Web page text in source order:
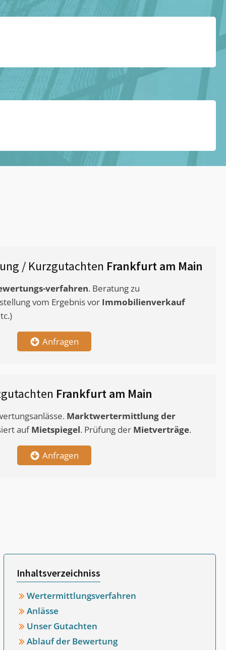
/ Kurzgutachten Frankfurt am Main
verfahren. Beratung zu
vom Ergebnis vor Immobilienverkauf
Anfragen
Frankfurt am Main
Marktwertermittlungder
aufMietspiegel. Prüfung der Mietverträge.
Anfragen
Inhaltsverzeichniss
Wertermittlungsverfahren
Anlässe
Unser Gutachten
Ablauf der Bewertung